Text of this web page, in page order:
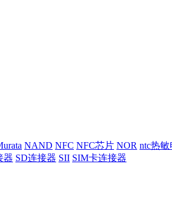
NAND NFC NFC芯片 NOR ntc热敏
器 SD连接器 SII SIM卡连接器